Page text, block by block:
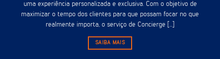
uma experiência personalizada e exclusiva. Com o objetivo de
maximizar o tempo dos clientes para que possam focar no que
realmente importa, o serviço de Concierge [...]
SAIBA MAIS